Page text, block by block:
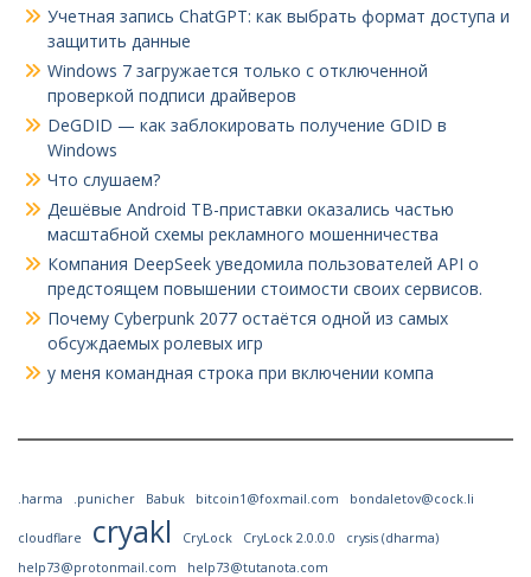
Учетная запись ChatGPT: как выбрать формат доступа и
защитить данные
Windows 7 загружается только с отключенной
проверкой подписи драйверов
DeGDID — как заблокировать получение GDID в
Windows
Что слушаем?
Дешёвые Android ТВ-приставки оказались частью
масштабной схемы рекламного мошенничества
Компания DeepSeek уведомила пользователей API о
предстоящем повышении стоимости своих сервисов.
Почему Cyberpunk 2077 остаётся одной из самых
обсуждаемых ролевых игр
у меня командная строка при включении компа
.harma .punicher Babuk bitcoin1@foxmail.com bondaletov@cock.li
cloudflare cryakl CryLock CryLock 2.0.0.0
crysis (dharma)
help73@protonmail.com
help73@tutanota.com